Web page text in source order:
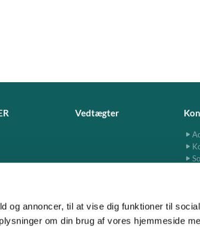
og annoncer, til at vise dig funktioner til
om din brug af vores hjemmeside
Vedtægter
skensved.dk · Ndr. Byvej 13, 2680 Solrød